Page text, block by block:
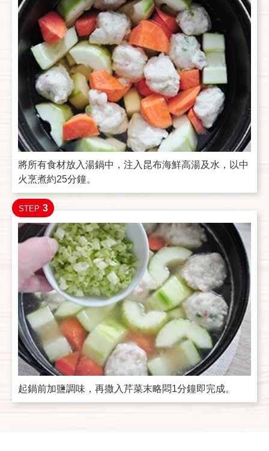
將所有食材放入湯鍋中，注入昆布海鮮高湯及水，以中
火烹煮約25分鐘。
STEP 3
起鍋前加鹽調味，再撒入芹菜末略悶1分鐘即完成。